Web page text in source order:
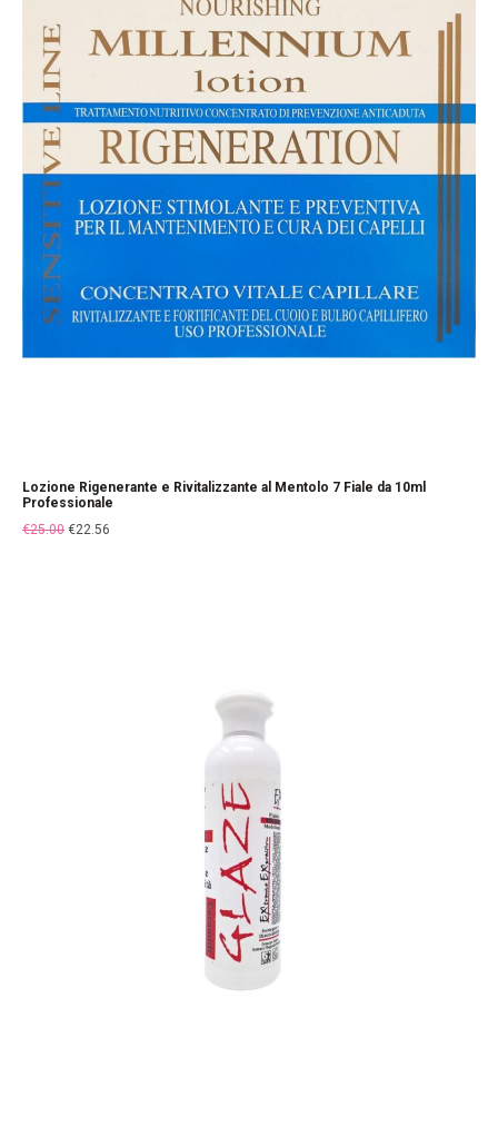
Lozione Rigenerante e Rivitalizzante al Mentolo 7 Fiale da 10ml
Professionale
€25.00 €22.56